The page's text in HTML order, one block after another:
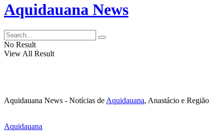
Aquidauana News
No Result
View All Result
Aquidauana News - Notícias de Aquidauana, Anastácio e Região
Aquidauana